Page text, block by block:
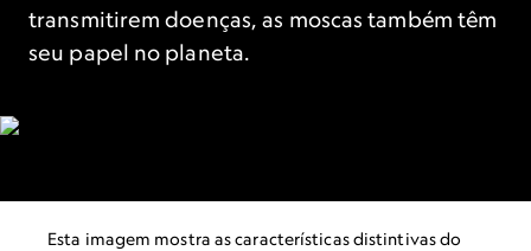
transmitirem doenças, as moscas também têm
seu papel no planeta.
Esta imagem mostra as características distintivas do